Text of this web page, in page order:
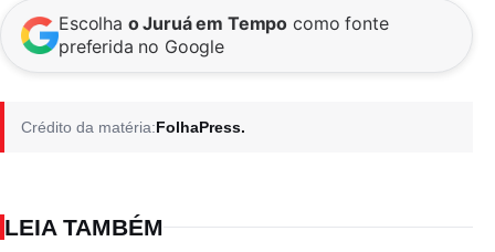
Escolha o Juruá em Tempo como fonte
preferida no Google
Crédito da matéria:FolhaPress.
LEIA TAMBÉM